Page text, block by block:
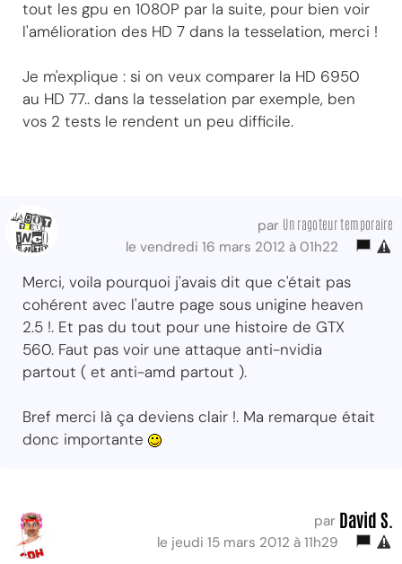
tout les gpu en 1080P par la suite, pour bien voir
l'amélioration des HD 7 dans la tesselation, merci !
Je m'explique : si on veux comparer la HD 6950
au HD 77.. dans la tesselation par exemple, ben
vos 2 tests le rendent un peu difficile.
par Un ragoteur temporaire
le vendredi 16 mars 2012 à 01h22
Merci, voila pourquoi j'avais dit que c'était pas
cohérent avec l'autre page sous unigine heaven
2.5 !. Et pas du tout pour une histoire de GTX
560. Faut pas voir une attaque anti-nvidia
partout ( et anti-amd partout ).
Bref merci là ça deviens clair !. Ma remarque était
donc importante
par David S.
le jeudi 15 mars 2012 à 11h29